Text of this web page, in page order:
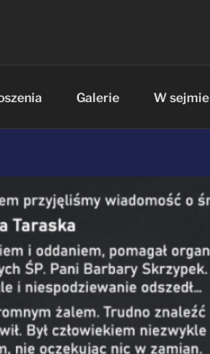
Galerie W sejmie